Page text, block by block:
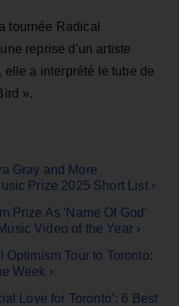
tournée Radical
reprise d'un artiste
elle a interprété le tube de
».
Gray and More
Prize 2025 Short List ›
Prize As 'Name Of God'
Video of the Year ›
Tour to Toronto:
Week ›
Love for Toronto’: 6 Best